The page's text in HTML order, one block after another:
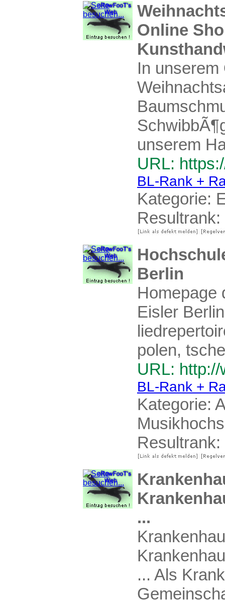
Online
In
unserem
URL:
BL-Rank +
Kategorie:
Resultrank:
Berlin
Homepage
Eisler
polen,
URL:
BL-Rank +
Kategorie:
Resultrank:
...
... Als